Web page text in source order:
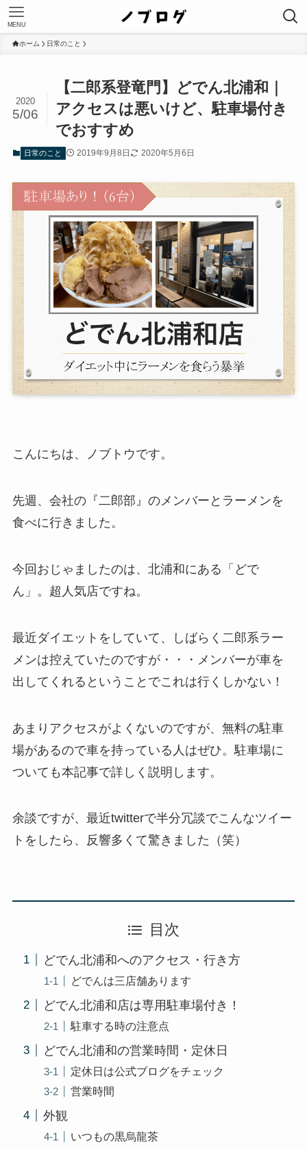
MENU
ホーム 日常のこと
【二郎系登竜門】どでん北浦和｜
アクセスは悪いけど、駐車場付き
でおすすめ
2020
5/06
日常のこと 2019年9月8日 2020年5月6日
こんにちは、ノブトウです。
先週、会社の『二郎部』のメンバーとラーメンを
食べに行きました。
今回おじゃましたのは、北浦和にある「 どで
ん 」。超人気店ですね。
最近ダイエットをしていて、しばらく二郎系ラー
メンは控えていたのですが・・・メンバーが車を
出してくれるということでこれは行くしかない！
あまりアクセスがよくないのですが、無料の駐車
場があるので車を持っている人はぜひ。駐車場に
ついても本記事で詳しく説明します。
余談ですが、最近twitterで半分冗談でこんなツイー
トをしたら、反響多くて驚きました（笑）
目次
どでん北浦和へのアクセス・行き方
どでんは三店舗あります
どでん北浦和店は専用駐車場付き！
駐車する時の注意点
どでん北浦和の営業時間・定休日
定休日は公式ブログをチェック
営業時間
外観
いつもの黒烏龍茶